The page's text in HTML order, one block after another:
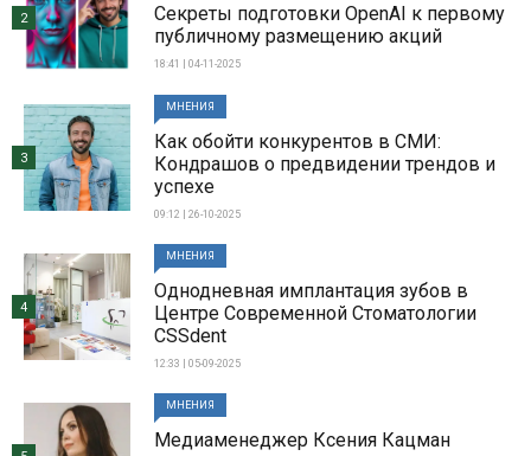
Секреты подготовки OpenAI к первому
публичному размещению акций
18:41 | 04-11-2025
2
МНЕНИЯ
Как обойти конкурентов в СМИ:
Кондрашов о предвидении трендов и
успехе
09:12 | 26-10-2025
3
МНЕНИЯ
Однодневная имплантация зубов в
Центре Современной Стоматологии
CSSdent
12:33 | 05-09-2025
4
МНЕНИЯ
Медиаменеджер Ксения Кацман